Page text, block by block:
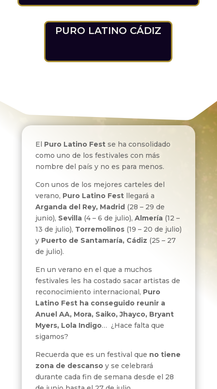
PURO LATINO CÁDIZ
El Puro Latino Fest se ha consolidado
como uno de los festivales con más
nombre del país y no es para menos.
Con unos de los mejores carteles del
verano, Puro Latino Festllegará a
Arganda del Rey, Madrid(28 – 29 de
junio), Sevilla(4 – 6 de julio), Almería(12 –
13 de julio), Torremolinos(19 – 20 de julio)
y Puerto de Santamaría, Cádiz (25 – 27
de julio).
En un verano en el que a muchos
festivales les ha costado sacar artistas de
reconocimiento internacional, Puro
Latino Fest ha conseguido reunir a
Anuel AA, Mora, Saiko, Jhayco, Bryant
Myers, Lola Indigo… ¿Hace falta que
sigamos?
Recuerda que es un festival que no tiene
zona de descansoy se celebrará
durante cada fin de semana desde el 28